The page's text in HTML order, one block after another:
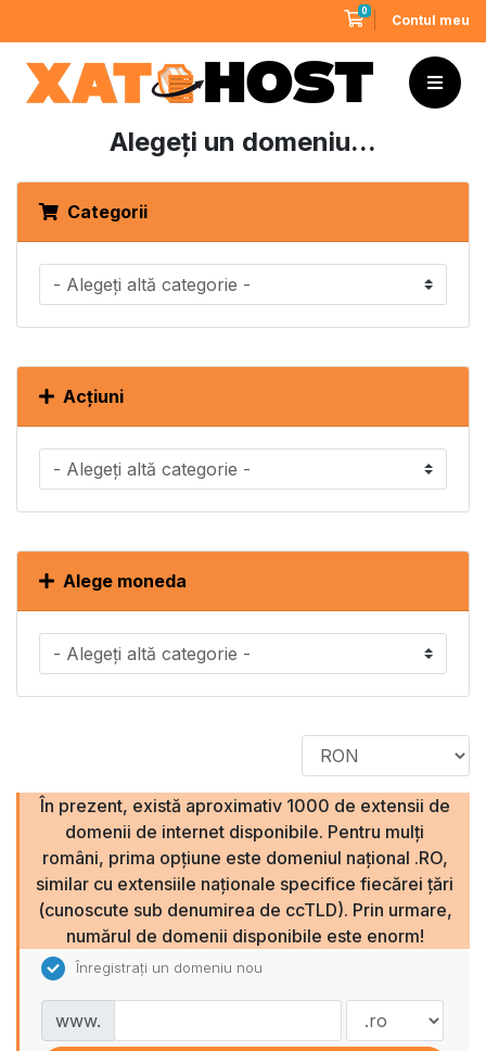
0Coș de cumpărături
Contul meu
Alegeți un domeniu...
Categorii
Acțiuni
Alege moneda
În prezent, există aproximativ 1000 de extensii de
domenii de internet disponibile. Pentru mulți
români, prima opțiune este domeniul național .RO,
similar cu extensiile naționale specifice fiecărei țări
(cunoscute sub denumirea de ccTLD). Prin urmare,
numărul de domenii disponibile este enorm!
Înregistrați un domeniu nou
www.